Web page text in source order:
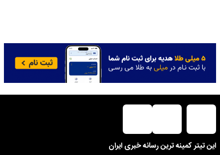
این تیتر کمینه ترین رسانه خبری ایران